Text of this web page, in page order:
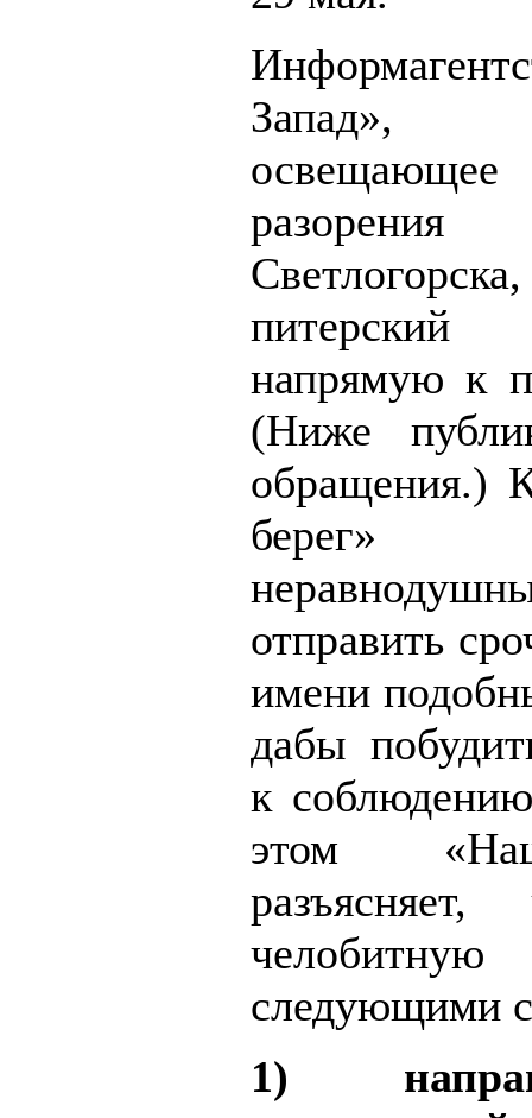
Запад»,
разорения
напрямую к
(Ниже
берег»
отправить
имени
дабы
к
этом
следующими
1)